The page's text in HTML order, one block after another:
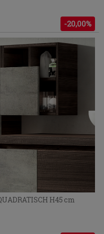
-20,00%
H45 cm